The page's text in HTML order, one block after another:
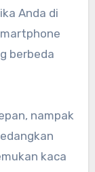
Anda di
berbeda
nampak
kaca